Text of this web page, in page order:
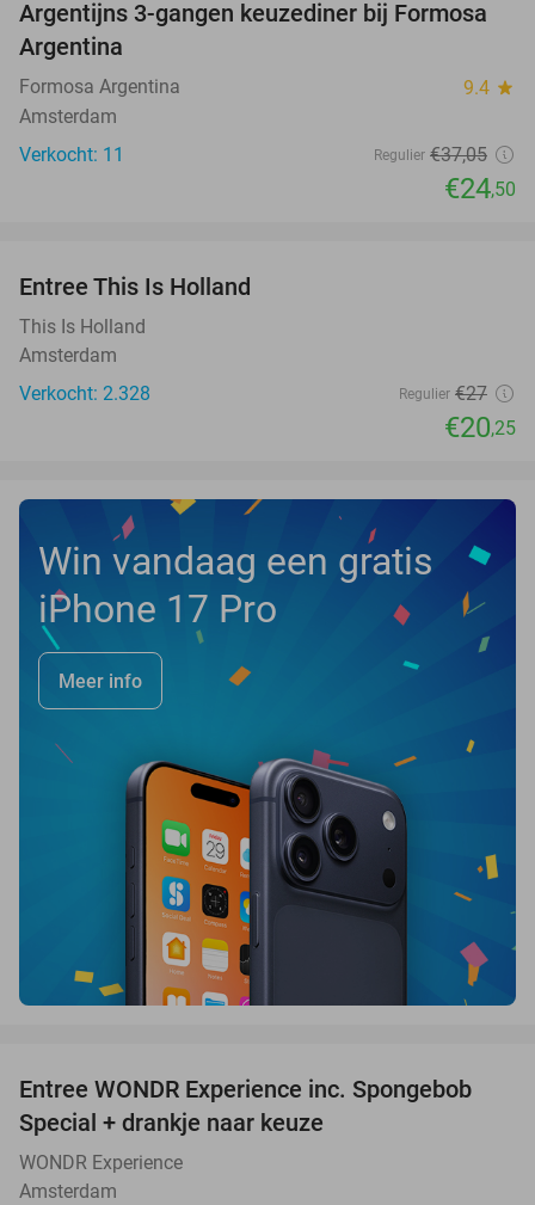
34%
NEW
TODAY
Argentijns 3-gangen keuzediner bij Formosa
Argentina
Formosa Argentina 9.4 star
Amsterdam
Verkocht: 11
Regulier €37,05
€24,50
Entree This Is Holland
This Is Holland
Amsterdam
Verkocht: 2.328
Regulier €27
€20,25
Win vandaag een gratis
iPhone 17 Pro
Meer info
27%
Entree WONDR Experience inc. Spongebob
Special + drankje naar keuze
WONDR Experience
Amsterdam